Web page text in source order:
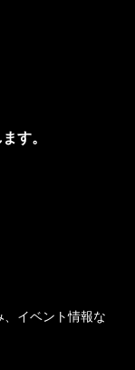
す。
イベント情報な